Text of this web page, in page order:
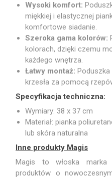
Wysoki komfort:
miękkiej i elastycznej
komfortowe siadanie.
Szeroka gama kolorów:
kolorach, dzięki czemu
każdego wnętrza.
Łatwy montaż:
krzesła za pomocą
Specyfikacja techniczna:
Wymiary: 38 x 37 cm
Materiał: pianka
lub skóra naturalna
Inne produkty Magis
Magis to włoska
produktów o